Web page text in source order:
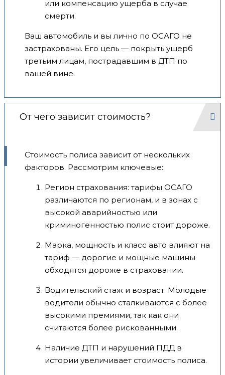
или компенсацию ущерба в случае
смерти.
Ваш автомобиль и вы лично по ОСАГО не
застрахованы. Его цель — покрыть ущерб
третьим лицам, пострадавшим в ДТП по
вашей вине.
От чего зависит стоимость?
Стоимость полиса зависит от нескольких
факторов. Рассмотрим ключевые:
Регион страхования: тарифы ОСАГО
различаются по регионам, и в зонах с
высокой аварийностью или
криминогенностью полис стоит дороже.
Марка, мощность и класс авто влияют на
тариф — дорогие и мощные машины
обходятся дороже в страховании.
Водительский стаж и возраст: Молодые
водители обычно сталкиваются с более
высокими премиями, так как они
считаются более рискованными.
Наличие ДТП и нарушений ПДД в
истории увеличивает стоимость полиса.